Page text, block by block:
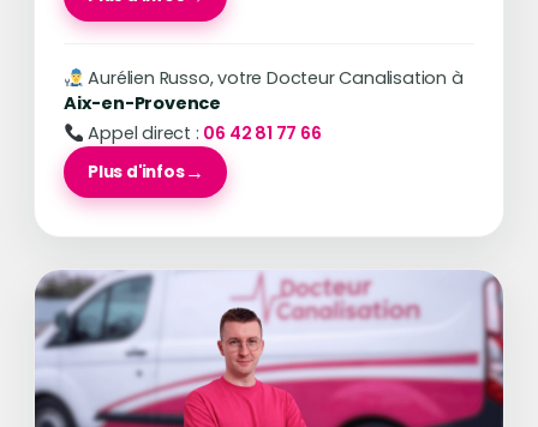
Aurélien Russo, votre Docteur Canalisation à
Aix-en-Provence
Appel direct : 06 42 81 77 66
Plus d'infos